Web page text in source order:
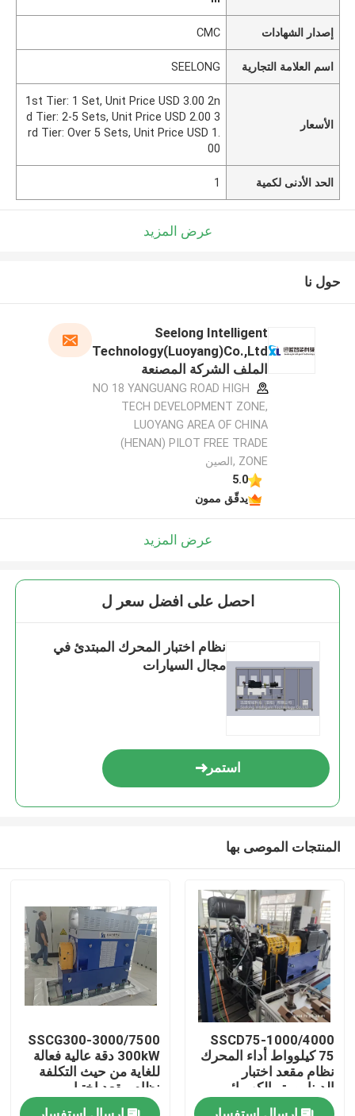
المنزل
المنتجات
حولنا
إصدار الشهادات CMC
اسم العلامة التجارية SEELONG
الأسعار
1st Tier: 1 Set, Unit Price USD 3.00 2n
d Tier: 2-5 Sets, Unit Price USD 2.00 3
rd Tier: Over 5 Sets, Unit Price USD 1.
00
الحد الأدنى لكمية 1
عرض المزيد
حول نا
Seelong Intelligent
Technology(Luoyang)Co.,Ltd
الملف الشركة المصنعة
NO 18 YANGUANG ROAD HIGH
TECH DEVELOPMENT ZONE,
LUOYANG AREA OF CHINA
(HENAN) PILOT FREE TRADE
ZONE ,الصين
5.0
يدقّق ممون
عرض المزيد
احصل على افضل سعر ل
نظام اختبار المحرك المبتدئ في
مجال السيارات
استمر
المنتجات الموصى بها
SSCD75-1000/4000
75 كيلوواط أداء المحرك
نظام مقعد اختبار
الدينامومتر الكهربائي
SSCG300-3000/7500
300kW دقة عالية فعالة
للغاية من حيث التكلفة
نظام مقعد اختبار
الدينامومتر الكهربائي